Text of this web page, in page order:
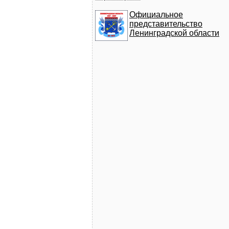
Официальное
представительство
Ленинградской области